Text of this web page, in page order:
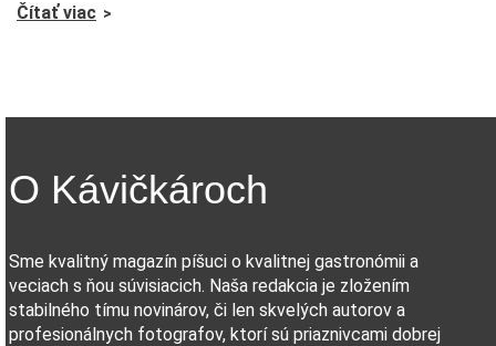
Čítať viac
O Kávičkároch
Sme kvalitný magazín píšuci o kvalitnej gastronómii a
veciach s ňou súvisiacich. Naša redakcia je zložením
stabilného tímu novinárov, či len skvelých autorov a
profesionálnych fotografov, ktorí sú priaznivcami dobrej